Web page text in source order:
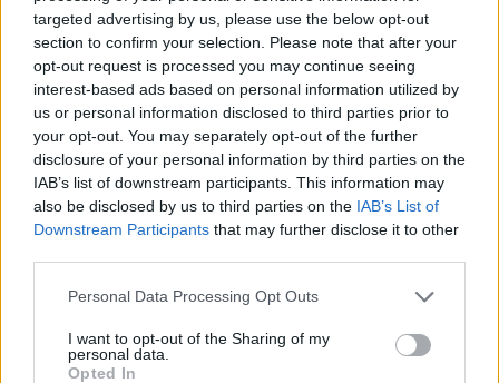
targeted advertising by us, please use the below opt-out
section to confirm your selection. Please note that after your
opt-out request is processed you may continue seeing
interest-based ads based on personal information utilized by
us or personal information disclosed to third parties prior to
your opt-out. You may separately opt-out of the further
disclosure of your personal information by third parties on the
IAB’s list of downstream participants. This information may
also be disclosed by us to third parties on the IAB’s List of
Downstream Participants that may further disclose it to other
Personal Data Processing Opt Outs
I want to opt-out of the Sharing of my
personal data.
Opted In
Ξυπνήσατε ή ακόμα;…